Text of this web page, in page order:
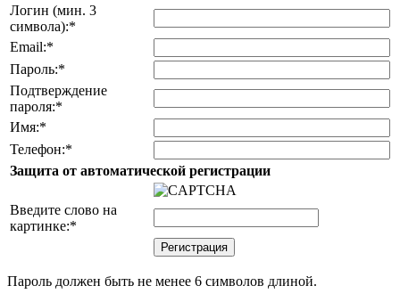
Логин (мин. 3
символа):*
Email:*
Пароль:*
Подтверждение
пароля:*
Имя:*
Телефон:*
Защита от автоматической регистрации
Введите слово на
картинке:*
Пароль должен быть не менее 6 символов длиной.